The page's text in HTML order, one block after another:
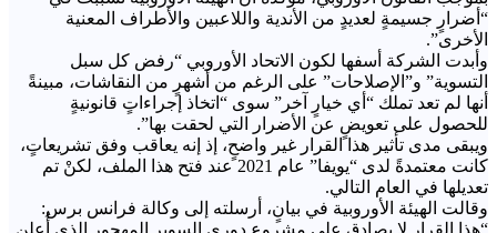
“أضرارٍ جسيمةٍ لعديدٍ من الأندية واللاعبين والأطراف المعنية
الأخرى”.
وأبدت الشركة أسفها لكون الاتحاد الأوروبي “رفض كل سبل
التسوية” و”الإصلاحات” على الرغم من أشهرٍ من النقاشات، مبينةً
أنها لم تعد تملك “أي خيارٍ آخر” سوى “اتخاذ إجراءاتٍ قانونيةٍ
للحصول على تعويضٍ عن الأضرار التي لحقت بها”.
ويبقى مدى تأثير هذا القرار غير واضحٍ، إذ إنه يعاقب وفق تشريعاتٍ،
كانت معتمدةً لدى “يويفا” عام 2021 عند فتح هذا الملف، لكنْ تم
تعديلها في العام التالي.
وقالت الهيئة الأوروبية في بيانٍ، أرسلته إلى وكالة فرانس برس: